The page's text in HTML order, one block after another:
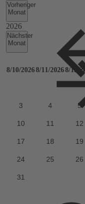
Vorheriger
Monat
Nächster
Monat